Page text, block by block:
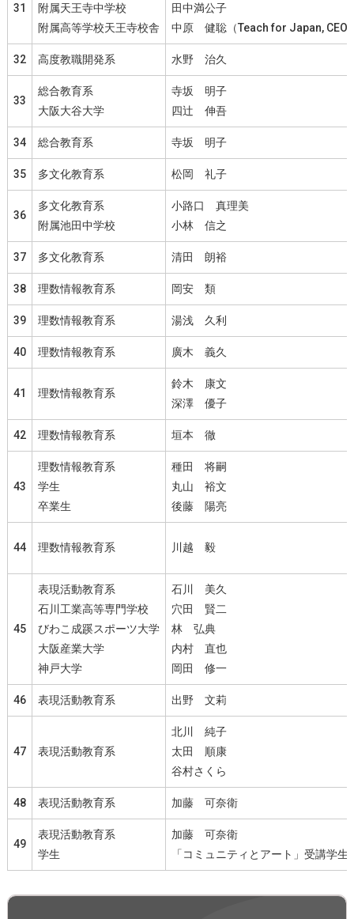
31
附属天王寺中学校
附属高等学校天王寺校舎
田中満公子
中原 健聡（Teach for Japan,
32 高度教職開発系 水野 治久
33
総合教育系
大阪大谷大学
寺坂 明子
四辻 伸吾
34 総合教育系 寺坂 明子
35 多文化教育系 松岡 礼子
36
多文化教育系
附属池田中学校
小路口 真理美
小林 信之
37 多文化教育系 清田 朗裕
38 理数情報教育系 岡安 類
39 理数情報教育系 湯浅 久利
40 理数情報教育系 廣木 義久
41 理数情報教育系
鈴木 康文
深澤 優子
42 理数情報教育系 垣本 徹
43
理数情報教育系
学生
卒業生
種田 将嗣
丸山 裕文
後藤 陽亮
44 理数情報教育系 川越 毅
45
表現活動教育系
石川工業高等専門学校
びわこ成蹊スポーツ大学
大阪産業大学
神戸大学
石川 美久
穴田 賢二
林 弘典
内村 直也
岡田 修一
46 表現活動教育系 出野 文莉
47 表現活動教育系
北川 純子
太田 順康
谷村さくら
48 表現活動教育系 加藤 可奈衛
49
表現活動教育系
学生
加藤 可奈衛
「コミュニティとアート」受講学生